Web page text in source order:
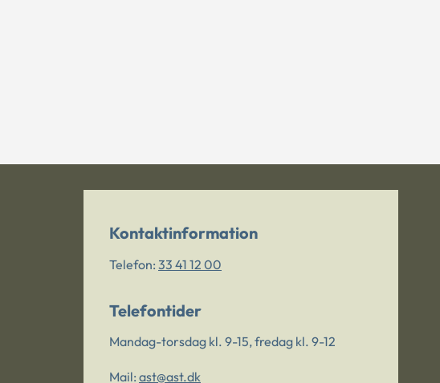
Kontaktinformation
Telefon: 33 41 12 00
Telefontider
Mandag-torsdag kl. 9-15, fredag kl. 9-12
Mail: ast@ast.dk